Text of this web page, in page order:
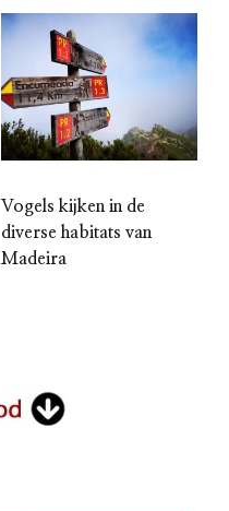
Vogels kijken in de
diverse habitats van
Madeira